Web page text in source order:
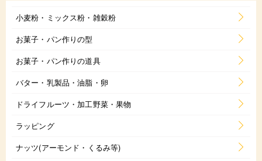
小麦粉・ミックス粉・雑穀粉
お菓子・パン作りの型
お菓子・パン作りの道具
バター・乳製品・油脂・卵
ドライフルーツ・加工野菜・果物
ラッピング
ナッツ(アーモンド・くるみ等)